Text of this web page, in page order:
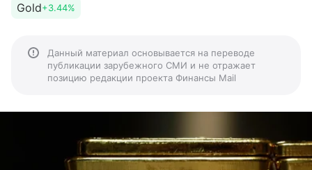
Gold+3.44%
Данный материал основывается на переводе
публикации зарубежного СМИ и не отражает
позицию редакции проекта Финансы Mail